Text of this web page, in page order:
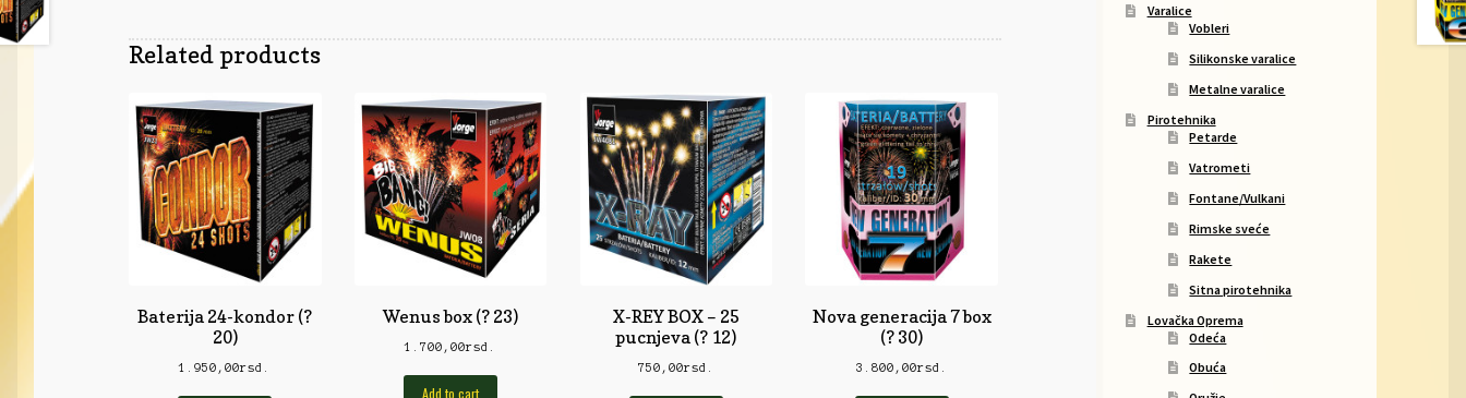
Related products
Baterija 24-kondor (?
20)
1.950,00rsd.
Wenus box (? 23)
1.700,00rsd.
Add to cart
X-REY BOX – 25
pucnjeva (? 12)
750,00rsd.
Nova generacija 7 box
(? 30)
3.800,00rsd.
Varalice
Vobleri
Silikonske varalice
Metalne varalice
Pirotehnika
Petarde
Vatrometi
Fontane/Vulkani
Rimske sveće
Rakete
Sitna pirotehnika
Lovačka Oprema
Odeća
Obuća